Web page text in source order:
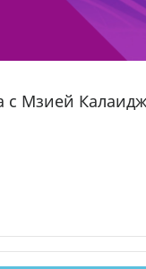
с Мзией